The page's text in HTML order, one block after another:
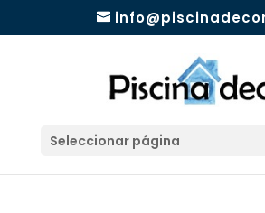
Seleccionar página